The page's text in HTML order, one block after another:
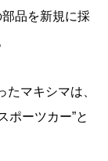
品を新規に採
マキシマは、
ポーツカー”と